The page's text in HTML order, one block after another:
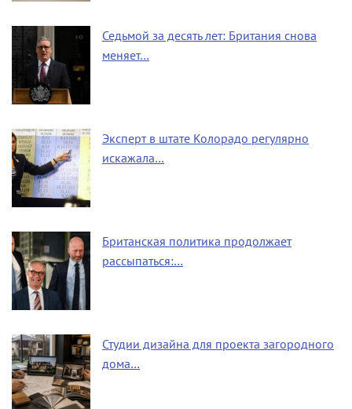
Седьмой за десять лет: Британия снова
меняет…
Эксперт в штате Колорадо регулярно
искажала…
Британская политика продолжает
рассыпаться:…
Студии дизайна для проекта загородного
дома…